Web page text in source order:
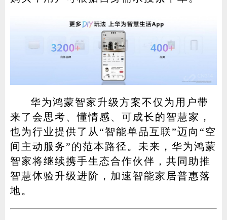
华为鸿蒙智家升级方案不仅为用户带
来了会思考、懂情感、可成长的智慧家，
也为行业提供了从“智能单品互联”迈向“空
间主动服务”的范本路径。未来，华为鸿蒙
智家将继续携手生态合作伙伴，共同助推
智慧体验升级进阶，加速智能家居普惠落
地。